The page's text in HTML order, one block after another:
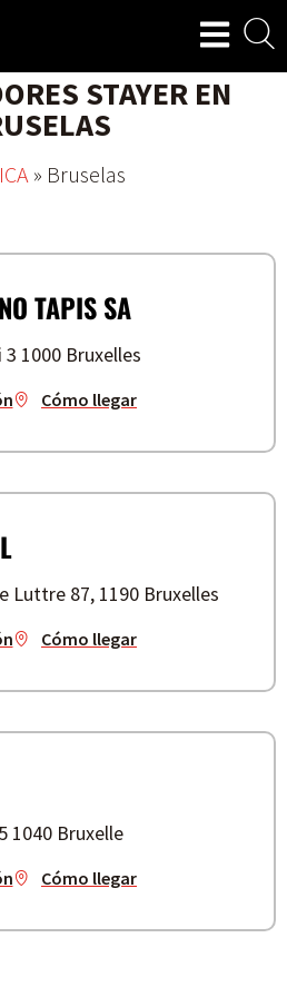
STAYER EN
» Bruselas
TAPIS SA
1000 Bruxelles
Cómo llegar
Luttre 87, 1190 Bruxelles
Cómo llegar
1040 Bruxelle
Cómo llegar